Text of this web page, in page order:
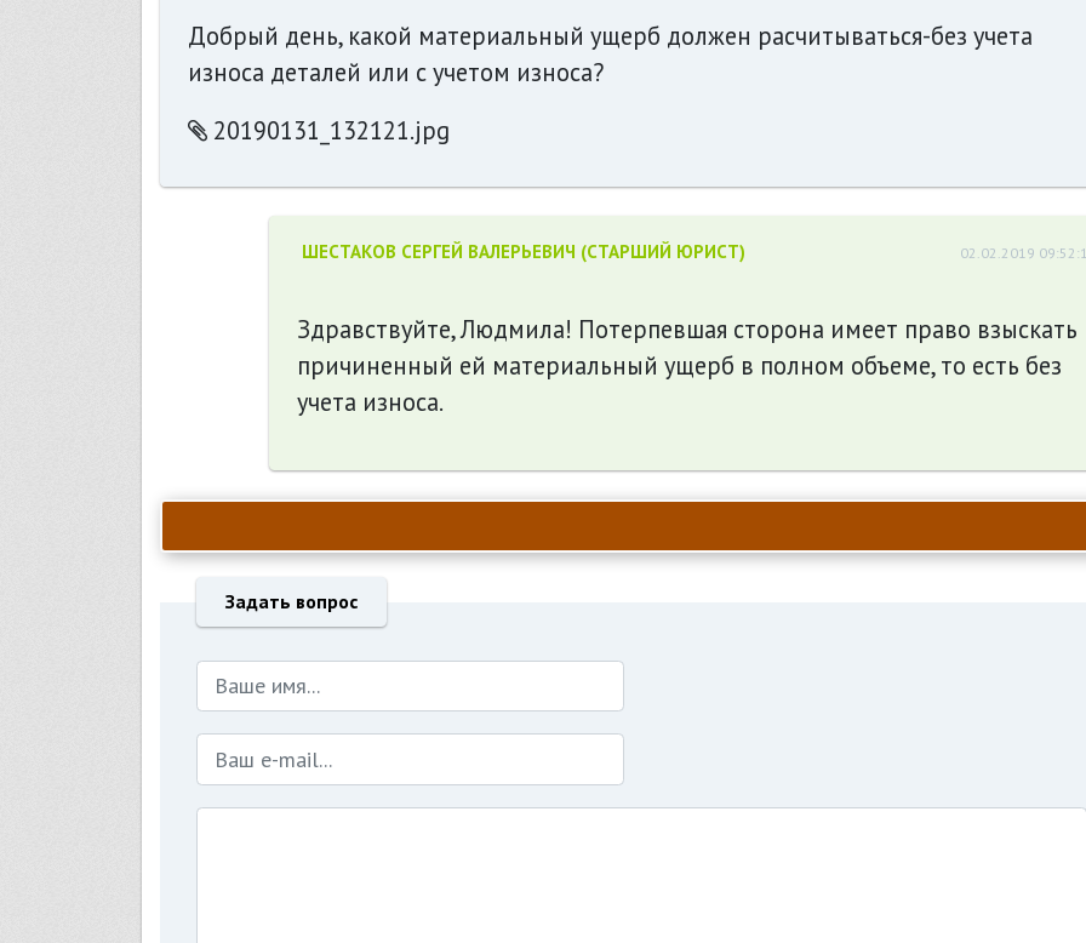
Добрый день, какой материальный ущерб должен расчитываться-без учета
износа деталей или с учетом износа?
20190131_132121.jpg
ШЕСТАКОВ СЕРГЕЙ ВАЛЕРЬЕВИЧ (СТАРШИЙ ЮРИСТ) 02.02.2019
Здравствуйте, Людмила! Потерпевшая сторона имеет право взыскать
причиненный ей материальный ущерб в полном объеме, то есть без
учета износа.
Задать вопрос